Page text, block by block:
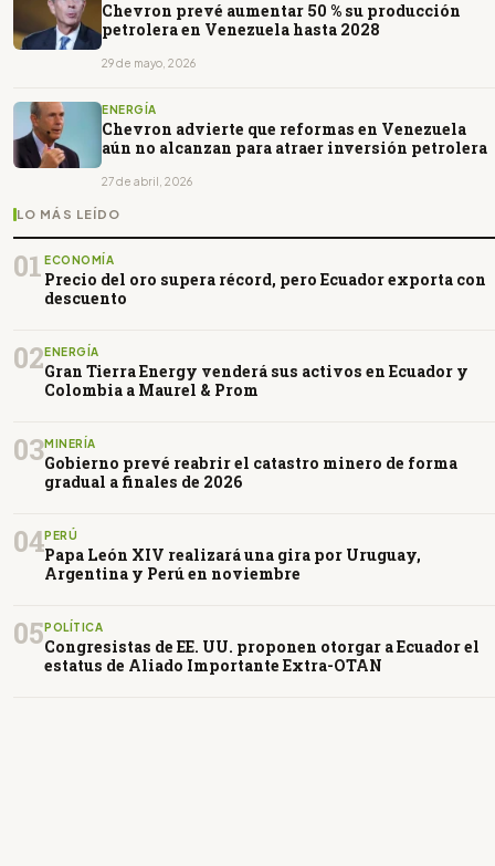
Chevron prevé aumentar 50 % su producción
petrolera en Venezuela hasta 2028
29 de mayo, 2026
ENERGÍA
Chevron advierte que reformas en Venezuela
aún no alcanzan para atraer inversión petrolera
27 de abril, 2026
LO MÁS LEÍDO
01 ECONOMÍA
Precio del oro supera récord, pero Ecuador exporta con
descuento
02ENERGÍA
Gran Tierra Energy venderá sus activos en Ecuador y
Colombia a Maurel & Prom
03MINERÍA
Gobierno prevé reabrir el catastro minero de forma
gradual a finales de 2026
04PERÚ
Papa León XIV realizará una gira por Uruguay,
Argentina y Perú en noviembre
05POLÍTICA
Congresistas de EE. UU. proponen otorgar a Ecuador el
estatus de Aliado Importante Extra-OTAN